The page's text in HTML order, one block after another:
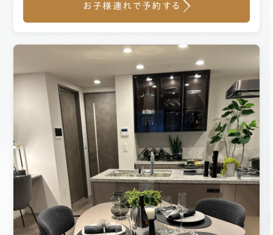
お子様連れで予約する